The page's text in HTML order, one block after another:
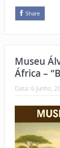
Share
Museu
África –
Data: 6 Junho,